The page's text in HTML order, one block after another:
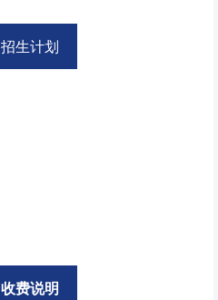
招生计划
收费说明